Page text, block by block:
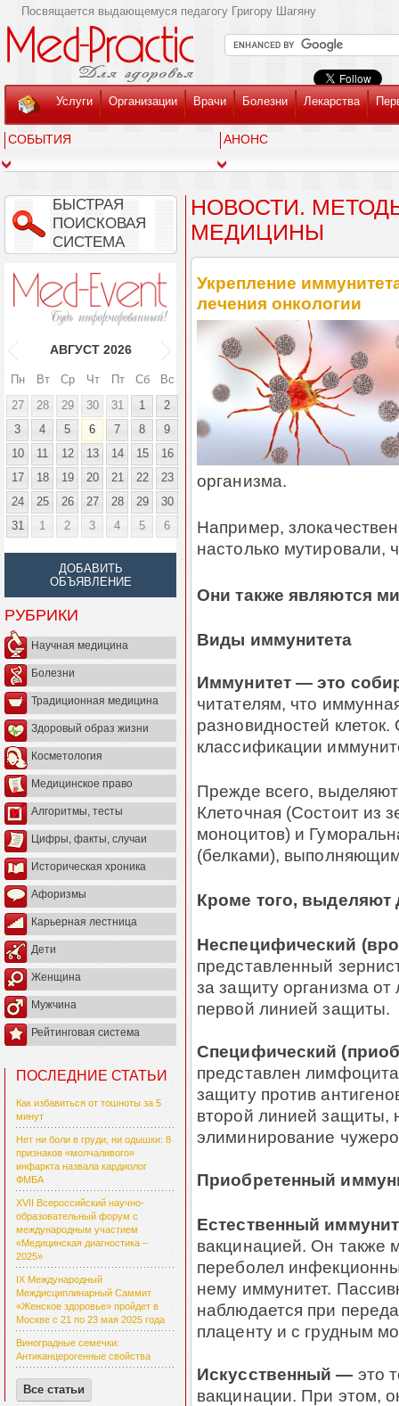
Посвящается выдающемуся педагогу Григору Шагяну
Услуги Организации Врачи Болезни Лекарства
СОБЫТИЯ АНОНС
БЫСТРАЯ
ПОИСКОВАЯ
СИСТЕМА
АВГУСТ 2026
Пн Вт Ср Чт Пт Сб
Вс
27
28 29 30 31 1
2
3
4 5 6 7 8
9
10
11 12 13 14 15
16
17
18 19 20 21 22
23
24
25 26 27 28 29
30
31
1 2 3 4 5 6
ДОБАВИТЬ
ОБЪЯВЛЕНИЕ
РУБРИКИ
Научная медицина
Болезни
Традиционная медицина
Здоровый образ жизни
Косметология
Медицинское право
Алгоритмы, тесты
Цифры, факты, случаи
Историческая хроника
Афоризмы
Карьерная лестница
Дети
Женщина
Мужчина
Рейтинговая система
ПОСЛЕДНИЕ СТАТЬИ
Как избавиться от тошноты за 5
минут
Нет ни боли в груди, ни одышки: 8
признаков «молчаливого»
инфаркта назвала кардиолог
ФМБА
XVII Всероссийский научно-
образовательный форум с
международным участием
«Медицинская диагностика –
2025»
IX Международный
Междисциплинарный Саммит
«Женское здоровье» пройдет в
Москве с 21 по 23 мая 2025 года
Виноградные семечки:
Антиканцерогенные свойства
Все статьи
НОВОСТИ.
МЕДИЦИНЫ
Укрепление
лечения онкологии
организма.
Например,
настолько мутировали,
Они также являются
Виды иммунитета
Иммунитет — это
читателям, что
разновидностей
классификации
Прежде всего,
Клеточная (Состоит из
моноцитов) и
(белками),
Кроме того, выделяют
Неспецифический
представленный
за защиту организма
первой линией защиты.
Специфический
представлен
защиту против
второй линией защиты,
элиминирование
Приобретенный
Естественный
вакцинацией. Он также
переболел
нему иммунитет.
наблюдается при
плаценту и с грудным
Искусственный — это
вакцинации. При этом,